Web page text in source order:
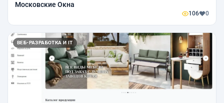
Московские Окна
106 0
ВЕБ-РАЗРАБОТКА И IT